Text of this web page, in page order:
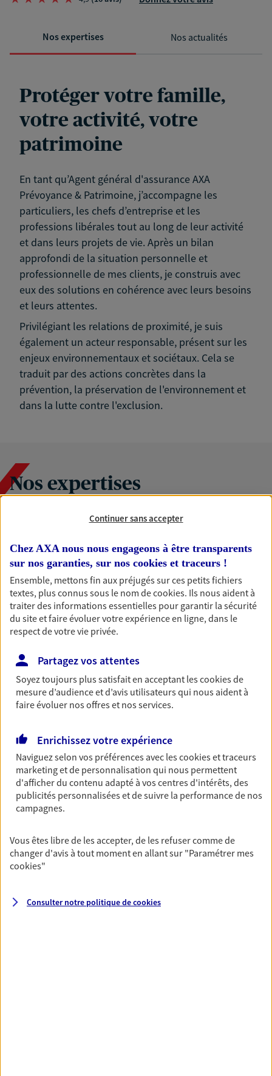
Nos expertises Nos actualités
Protéger votre famille,
votre activité, votre
patrimoine
En tant qu’Agent général d'assurance AXA
Prévoyance & Patrimoine, j’accompagne les
particuliers, les chefs d’entreprise et les
professions libérales tout au long de leur activité
et dans leurs projets de vie. Après un bilan
approfondi de la situation personnelle et
professionnelle de mes clients, je construis avec
eux des solutions en cohérence avec leurs besoins
et leurs attentes.
Privilégiant les relations de proximité, je suis
également un acteur responsable, présent sur les
enjeux environnementaux et sociétaux. Cela se
traduit par des actions concrètes dans la
prévention, la préservation de l'environnement et
dans la lutte contre l'exclusion.
Nos expertises
professionnels et les
entreprises
Comme vous, nous sommes des indépendants. Nous
bâtissons ensemble des solutions cohérentes pour
protéger votre activité, vos collaborateurs... mais aussi
vous-même et votre famille.
Accompagner vos projets de
vie
Achat immobilier, installation, départ à la retraite…
d'assurance et d'épargne. Recevez un conseil d'expert
cohérent avec vos besoins
Vous aider à constituer une
épargne
fructifier votre épargne. Laquelle correspond à vos
objectifs ? Rien ne remplace les conseils d'un expert :
Continuer sans accepter
Chez AXA nous nous engageons à être transparents
sur nos garanties, sur nos cookies et traceurs !
Ensemble, mettons fin aux préjugés sur ces petits fichiers
textes, plus connus sous le nom decookies. Ils nous aident à
traiter des informations essentielles pour garantir la sécurité
du site et faire évoluer votre expérience en ligne, dans le
respect de votre vie privée.
Partagez vos attentes
Soyez toujours plus satisfait en acceptant lescookiesde
mesure d’audience et d’avis utilisateurs qui nous aident à
faire évoluer nos offres et nos services.
Enrichissez votre expérience
Naviguez selon vos préférences avec lescookies et traceurs
marketing et de personnalisation qui nous permettent
d'afficher du contenu adapté à vos centres d'intérêts, des
publicités personnalisées et de suivre la performance de nos
campagnes.
Vous êtes libre de les accepter, de les refuser comme de
changer d'avis à tout moment en allant sur "Paramétrer mes
cookies"
Consulter notre politique decookies